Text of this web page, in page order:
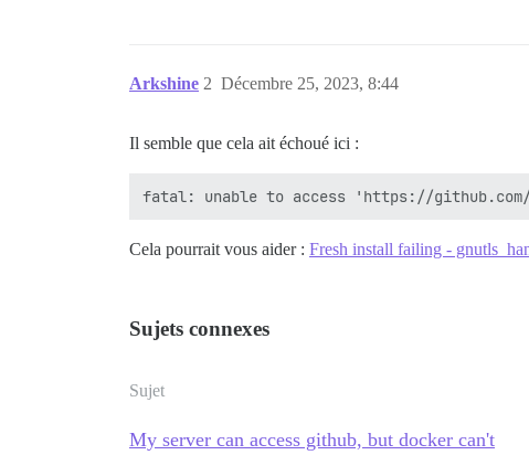
Arkshine Décembre 25, 2023, 8:44
2
Il semble que cela ait échoué ici :
Cela pourrait vous aider : Fresh install failing -
Sujets connexes
Sujet
My server can access github, but docker can't